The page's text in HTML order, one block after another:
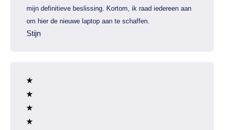
mijn definitieve beslissing. Kortom, ik raad iedereen aan
om hier de nieuwe laptop aan te schaffen.
Stijn